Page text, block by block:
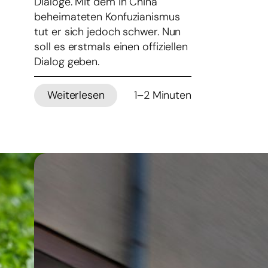
beheimateten Konfuzianismus
tut er sich jedoch schwer. Nun
soll es erstmals einen offiziellen
Dialog geben.
Weiterlesen
:
1–2 Minuten